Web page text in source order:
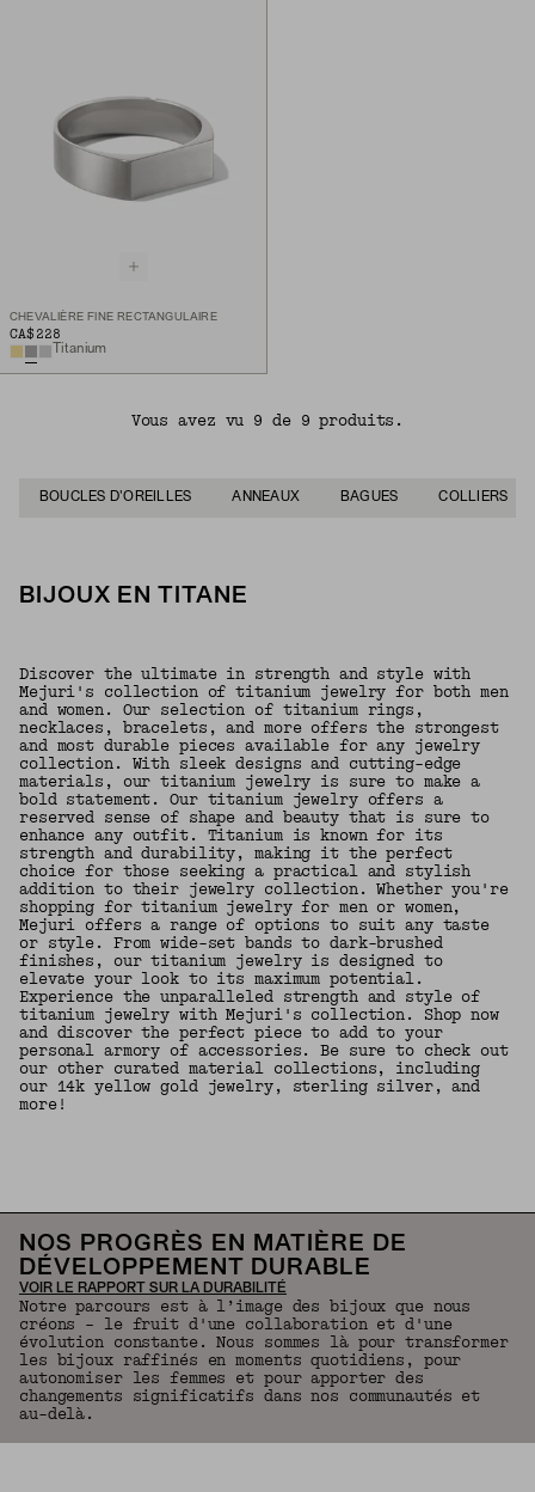
CHEVALIÈRE FINE RECTANGULAIRE
CA$228
Titanium
Vous avez vu 9 de 9 produits.
BOUCLES D'OREILLES ANNEAUX BAGUES COLLIERS
BIJOUX EN TITANE
Discover the ultimate in strength and style with
Mejuri's collection of titanium jewelry for both men
and women. Our selection of titanium rings,
necklaces, bracelets, and more offers the strongest
and most durable pieces available for any jewelry
collection. With sleek designs and cutting-edge
materials, our titanium jewelry is sure to make a
bold statement. Our titanium jewelry offers a
reserved sense of shape and beauty that is sure to
enhance any outfit. Titanium is known for its
strength and durability, making it the perfect
choice for those seeking a practical and stylish
addition to their jewelry collection. Whether you're
shopping for titanium jewelry for men or women,
Mejuri offers a range of options to suit any taste
or style. From wide-set bands to dark-brushed
finishes, our titanium jewelry is designed to
elevate your look to its maximum potential.
Experience the unparalleled strength and style of
titanium jewelry with Mejuri's collection. Shop now
and discover the perfect piece to add to your
personal armory of accessories. Be sure to check out
our other curated material collections, including
our 14k yellow gold jewelry, sterling silver, and
more!
NOS PROGRÈS EN MATIÈRE DE
DÉVELOPPEMENT DURABLE
VOIR LE RAPPORT SUR LA DURABILITÉ
Notre parcours est à l’image des bijoux que nous
créons – le fruit d'une collaboration et d'une
évolution constante. Nous sommes là pour transformer
les bijoux raffinés en moments quotidiens, pour
autonomiser les femmes et pour apporter des
changements significatifs dans nos communautés et
au-delà.